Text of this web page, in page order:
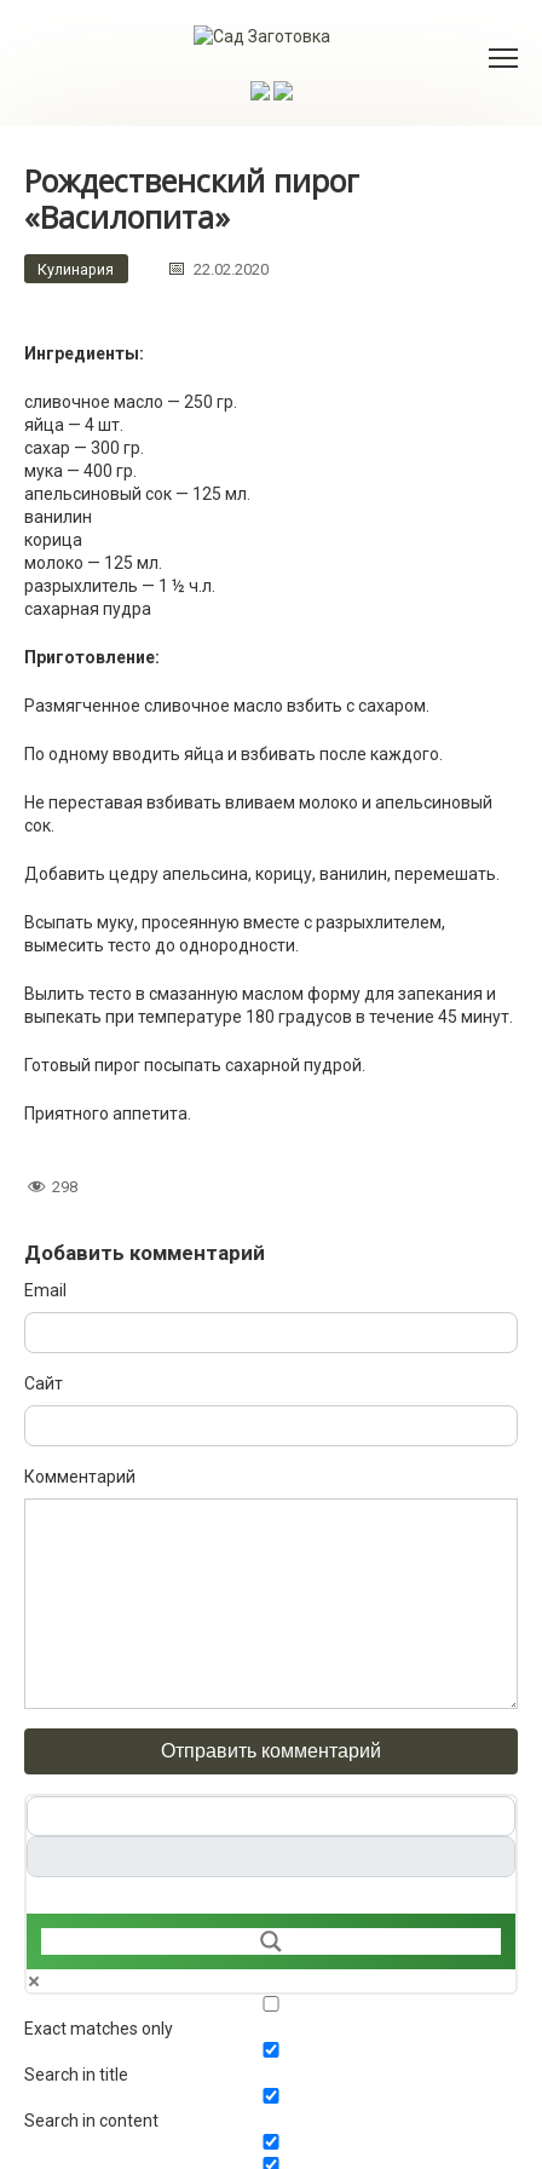
Рождественский пирог
«Василопита»
Кулинария 22.02.2020
Ингредиенты:
сливочное масло — 250 гр.
яйца — 4 шт.
сахар — 300 гр.
мука — 400 гр.
апельсиновый сок — 125 мл.
ванилин
корица
молоко — 125 мл.
разрыхлитель — 1 ½ ч.л.
сахарная пудра
Приготовление:
Размягченное сливочное масло взбить с сахаром.
По одному вводить яйца и взбивать после каждого.
Не переставая взбивать вливаем молоко и апельсиновый
сок.
Добавить цедру апельсина, корицу, ванилин, перемешать.
Всыпать муку, просеянную вместе с разрыхлителем,
вымесить тесто до однородности.
Вылить тесто в смазанную маслом форму для запекания и
выпекать при температуре 180 градусов в течение 45 минут.
Готовый пирог посыпать сахарной пудрой.
Приятного аппетита.
298
Добавить комментарий
Email
Сайт
Комментарий
Exact matches only
Search in title
Search in content